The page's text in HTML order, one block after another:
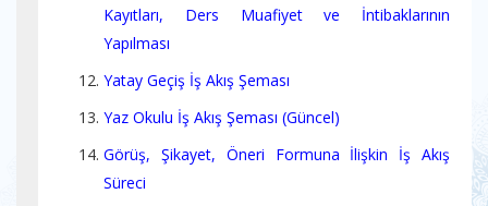
Kayıtları, Ders Muafiyet ve İntibaklarının
Yapılması
Yatay Geçiş İş Akış Şeması
Yaz Okulu İş Akış Şeması (Güncel)
Görüş, Şikayet, Öneri Formuna İlişkin İş Akış
Süreci